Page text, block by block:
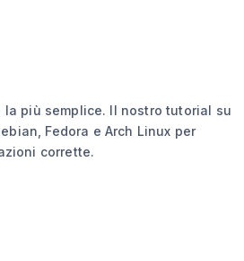
più semplice. Il nostro tutorial su
Fedora e Arch Linux per
corrette.